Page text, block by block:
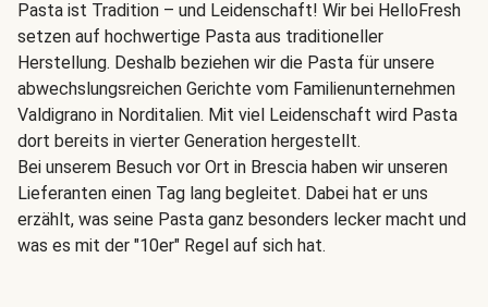
Pasta ist Tradition – und Leidenschaft! Wir bei HelloFresh
setzen auf hochwertige Pasta aus traditioneller
Herstellung. Deshalb beziehen wir die Pasta für unsere
abwechslungsreichen Gerichte vom Familienunternehmen
Valdigrano in Norditalien. Mit viel Leidenschaft wird Pasta
dort bereits in vierter Generation hergestellt.
Bei unserem Besuch vor Ort in Brescia haben wir unseren
Lieferanten einen Tag lang begleitet. Dabei hat er uns
erzählt, was seine Pasta ganz besonders lecker macht und
was es mit der "10er" Regel auf sich hat.